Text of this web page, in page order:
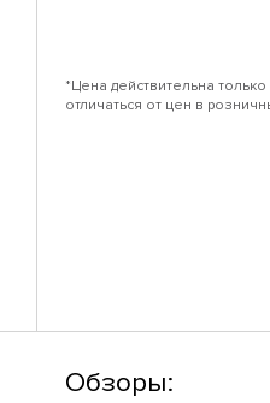
*Цена действительна
отличаться от цен в
Обзоры: